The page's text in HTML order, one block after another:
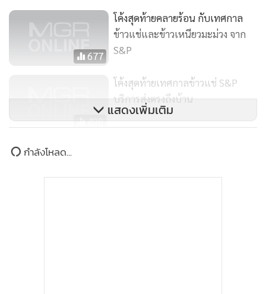
ข้าวสารเอง เพื่อสร้างมูลค่าเพิ่มให้มากกว่าการนำข้าวเปลือกไป
จำหน่ายให้แก่โรงสี หรืออาจแปรรูปเป็นผลิตภัณฑ์เพื่อจำหน่าย
ในนามกลุ่ม อาทิ วิสาหกิจชุมชนกลุ่มแปรรูปผลผลิตทางการ
เกษตรบ้านโสกจาน อำเภอบ้านไผ่ จังหวัดขอนแก่น มีผลิตภัณฑ์
จากข้าวอินทรีย์ เช่น ข้าวหอมมะลิ ข้าวไรซ์เบอร์รี ข้าวตัง รวมทั้ง
วิสาหกิจชุมชนกลุ่มหมูดำเหมยซานเกษตรพอเพียง อำเภอเทิง
จังหวัดเชียงราย มีผลิตภัณฑ์จากข้าวอินทรีย์ เช่น ข้าวกล้อง
อินทรีย์ ข้าวกล้องเพาะงอก และน้ำข้าวกล้องอินทรีย์ รวมทั้งยังมี
ผลิตภัณฑ์ปลานิลอินทรีย์ และหมูดำอินทรีย์ เป็นต้น
677
โค้งสุดท้ายคลายร้อน​ กับเทศกาล
ข้าวแช่และข้าวเหนียวมะม่วง​ จาก​
S&P
498
โค้งสุดท้ายเทศกาลข้าวแช่ S&P
บริการส่งตรงถึงบ้าน
แสดงเพิ่มเติม
ข่าวในหมวดล่าสุด